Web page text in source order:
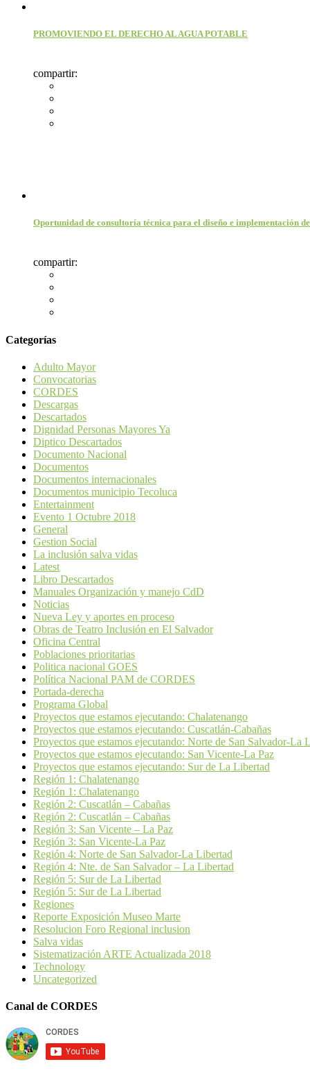
PROMOVIENDO EL DERECHO AL AGUA POTABLE
compartir:
Oportunidad de consultoría técnica para el diseño e implementación
compartir:
Categorías
Adulto Mayor
Convocatorias
CORDES
Descargas
Descartados
Dignidad Personas Mayores Ya
Diptico Descartados
Documento Nacional
Documentos
Documentos internacionales
Documentos municipio Tecoluca
Entertainment
Evento 1 Octubre 2018
General
Gestion Social
La inclusión salva vidas
Latest
Libro Descartados
Manuales Organización y manejo CdD
Noticias
Nueva Ley y aportes en proceso
Obras de Teatro Inclusión en El Salvador
Oficina Central
Poblaciones prioritarias
Politica nacional GOES
Política Nacional PAM de CORDES
Portada-derecha
Programa Global
Proyectos que estamos ejecutando: Chalatenango
Proyectos que estamos ejecutando: Cuscatlán-Cabañas
Proyectos que estamos ejecutando: Norte de San Salvador-La
Proyectos que estamos ejecutando: San Vicente-La Paz
Proyectos que estamos ejecutando: Sur de La Libertad
Región 1: Chalatenango
Región 1: Chalatenango
Región 2: Cuscatlán – Cabañas
Región 2: Cuscatlán – Cabañas
Región 3: San Vicente – La Paz
Región 3: San Vicente-La Paz
Región 4: Norte de San Salvador-La Libertad
Región 4: Nte. de San Salvador – La Libertad
Región 5: Sur de La Libertad
Región 5: Sur de La Libertad
Regiones
Reporte Exposición Museo Marte
Resolucion Foro Regional inclusion
Salva vidas
Sistematización ARTE Actualizada 2018
Technology
Uncategorized
Canal de CORDES